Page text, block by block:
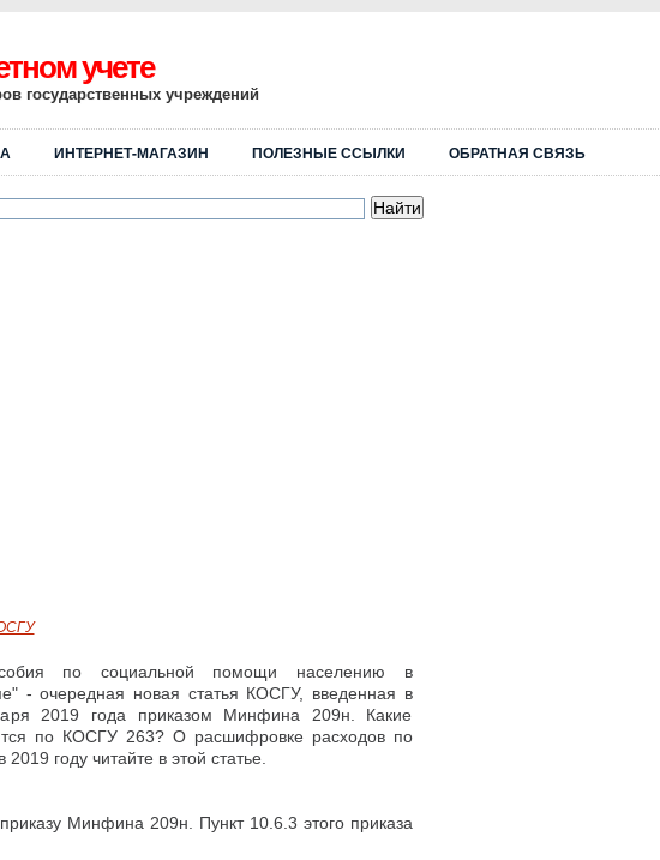
учете
государственных учреждений
ИНТЕРНЕТ-МАГАЗИН ПОЛЕЗНЫЕ ССЫЛКИ ОБРАТНАЯ СВЯЗЬ
по социальной помощи населению в
- очередная новая статья КОСГУ, введенная в
2019 года приказом Минфина 209н. Какие
по КОСГУ 263? О расшифровке расходов по
году читайте в этой статье.
Минфина 209н. Пункт 10.6.3 этого приказа